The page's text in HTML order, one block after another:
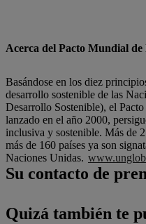
Acerca del Pacto Mundial de
Basándose en los diez
desarrollo sostenible de las
Desarrollo Sostenible), el
lanzado en el año 2000,
inclusiva y sostenible. Más de
más de 160 países ya son
Naciones Unidas.
Su contacto de
Quizá también te